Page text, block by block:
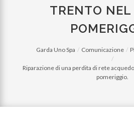
TRENTO NEL
Garda Uno Spa Comunicazione
Riparazione di una perdita di rete
pomeriggio.